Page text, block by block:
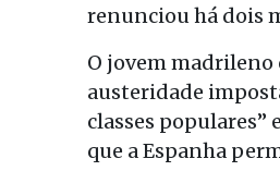
renunciou há dois
O jovem madrileno
austeridade
classes populares”
que a Espanha